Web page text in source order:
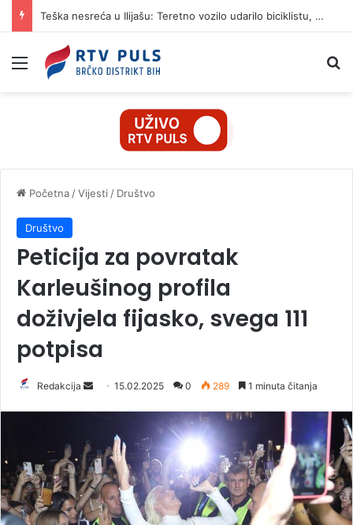
Teška nesreća u Ilijašu: Teretno vozilo udarilo biciklistu, 75-godišnjak zadržan u bolnici
Izbornik
Početna /Vijesti / Društvo
Društvo
Peticija za povratak
Karleušinog profila
doživjela fijasko, svega 111
potpisa
Redakcija
a
n
e
m
15.02.2025 0 289 1 minuta čitanja